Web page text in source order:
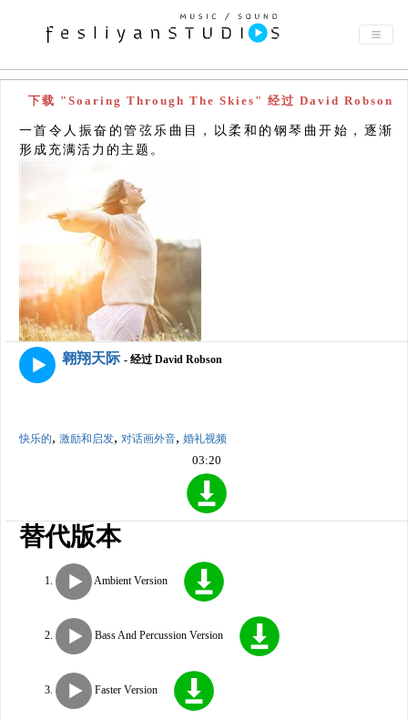
下载 "Soaring Through The Skies" 经过 David Robson
一首令人振奋的管弦乐曲目，以柔和的钢琴曲开始，逐渐
形成充满活力的主题。
翱翔天际 - 经过 David Robson
快乐的, 激励和启发, 对话画外音, 婚礼视频
03:20
替代版本
Ambient Version
Bass And Percussion Version
Faster Version